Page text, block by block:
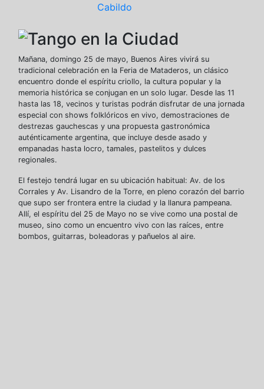
Cabildo
Mañana, domingo 25 de mayo, Buenos Aires vivirá su
tradicional celebración en la Feria de Mataderos, un clásico
encuentro donde el espíritu criollo, la cultura popular y la
memoria histórica se conjugan en un solo lugar. Desde las 11
hasta las 18, vecinos y turistas podrán disfrutar de una jornada
especial con shows folklóricos en vivo, demostraciones de
destrezas gauchescas y una propuesta gastronómica
auténticamente argentina, que incluye desde asado y
empanadas hasta locro, tamales, pastelitos y dulces
regionales.
El festejo tendrá lugar en su ubicación habitual: Av. de los
Corrales y Av. Lisandro de la Torre, en pleno corazón del barrio
que supo ser frontera entre la ciudad y la llanura pampeana.
Allí, el espíritu del 25 de Mayo no se vive como una postal de
museo, sino como un encuentro vivo con las raíces, entre
bombos, guitarras, boleadoras y pañuelos al aire.